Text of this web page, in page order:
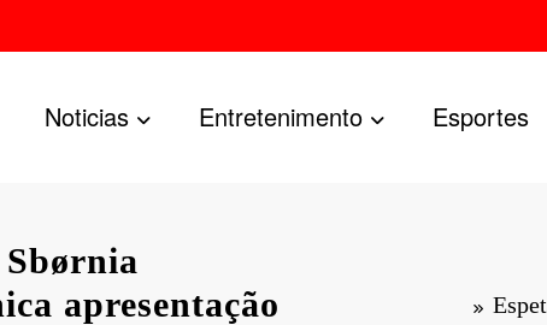
Noticias Entretenimento Esportes
apresentação